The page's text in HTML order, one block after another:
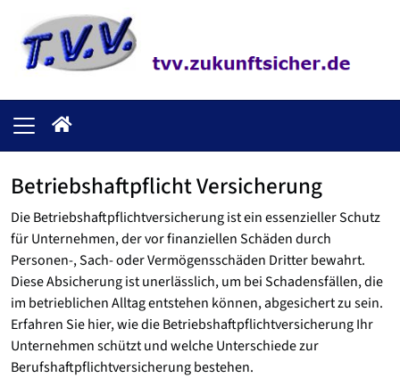
Betriebshaftpflicht Versicherung
Die Betriebshaftpflichtversicherung ist ein essenzieller Schutz
für Unternehmen, der vor finanziellen Schäden durch
Personen-, Sach- oder Vermögensschäden Dritter bewahrt.
Diese Absicherung ist unerlässlich, um bei Schadensfällen, die
im betrieblichen Alltag entstehen können, abgesichert zu sein.
Erfahren Sie hier, wie die Betriebshaftpflichtversicherung Ihr
Unternehmen schützt und welche Unterschiede zur
Berufshaftpflichtversicherung bestehen.